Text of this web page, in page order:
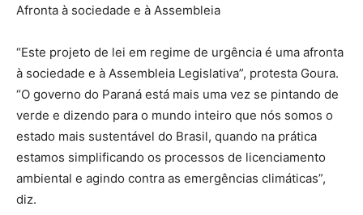
Afronta à sociedade e à Assembleia
“Este projeto de lei em regime de urgência é uma afronta
à sociedade e à Assembleia Legislativa”, protesta Goura.
“O governo do Paraná está mais uma vez se pintando de
verde e dizendo para o mundo inteiro que nós somos o
estado mais sustentável do Brasil, quando na prática
estamos simplificando os processos de licenciamento
ambiental e agindo contra as emergências climáticas”,
diz.